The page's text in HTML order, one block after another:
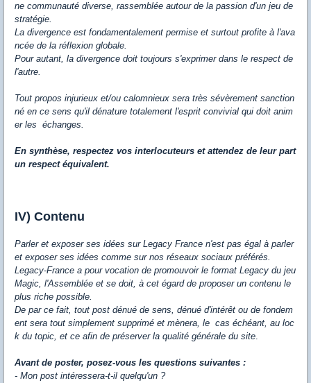
ne communauté diverse, rassemblée autour de la passion d'un jeu de
stratégie.
La divergence est fondamentalement permise et surtout profite à l'ava
ncée de la réflexion globale.
Pour autant, la divergence doit toujours s'exprimer dans le respect de
l'autre.
Tout propos injurieux et/ou calomnieux sera très sévèrement sanction
né en ce sens qu'il dénature totalement l'esprit convivial qui doit anim
er les échanges.
En synthèse, respectez vos interlocuteurs et attendez de leur part
un respect équivalent.
IV) Contenu
Parler et exposer ses idées sur Legacy France n'est pas égal à parler
et exposer ses idées comme sur nos réseaux sociaux préférés.
Legacy-France a pour vocation de promouvoir le format Legacy du jeu
Magic, l'Assemblée et se doit, à cet égard de proposer un contenu le
plus riche possible.
De par ce fait, tout post dénué de sens, dénué d'intérêt ou de fondem
ent sera tout simplement supprimé et mènera, le cas échéant, au loc
k du topic, et ce afin de préserver la qualité générale du site.
Avant de poster, posez-vous les questions suivantes :
- Mon post intéressera-t-il quelqu'un ?